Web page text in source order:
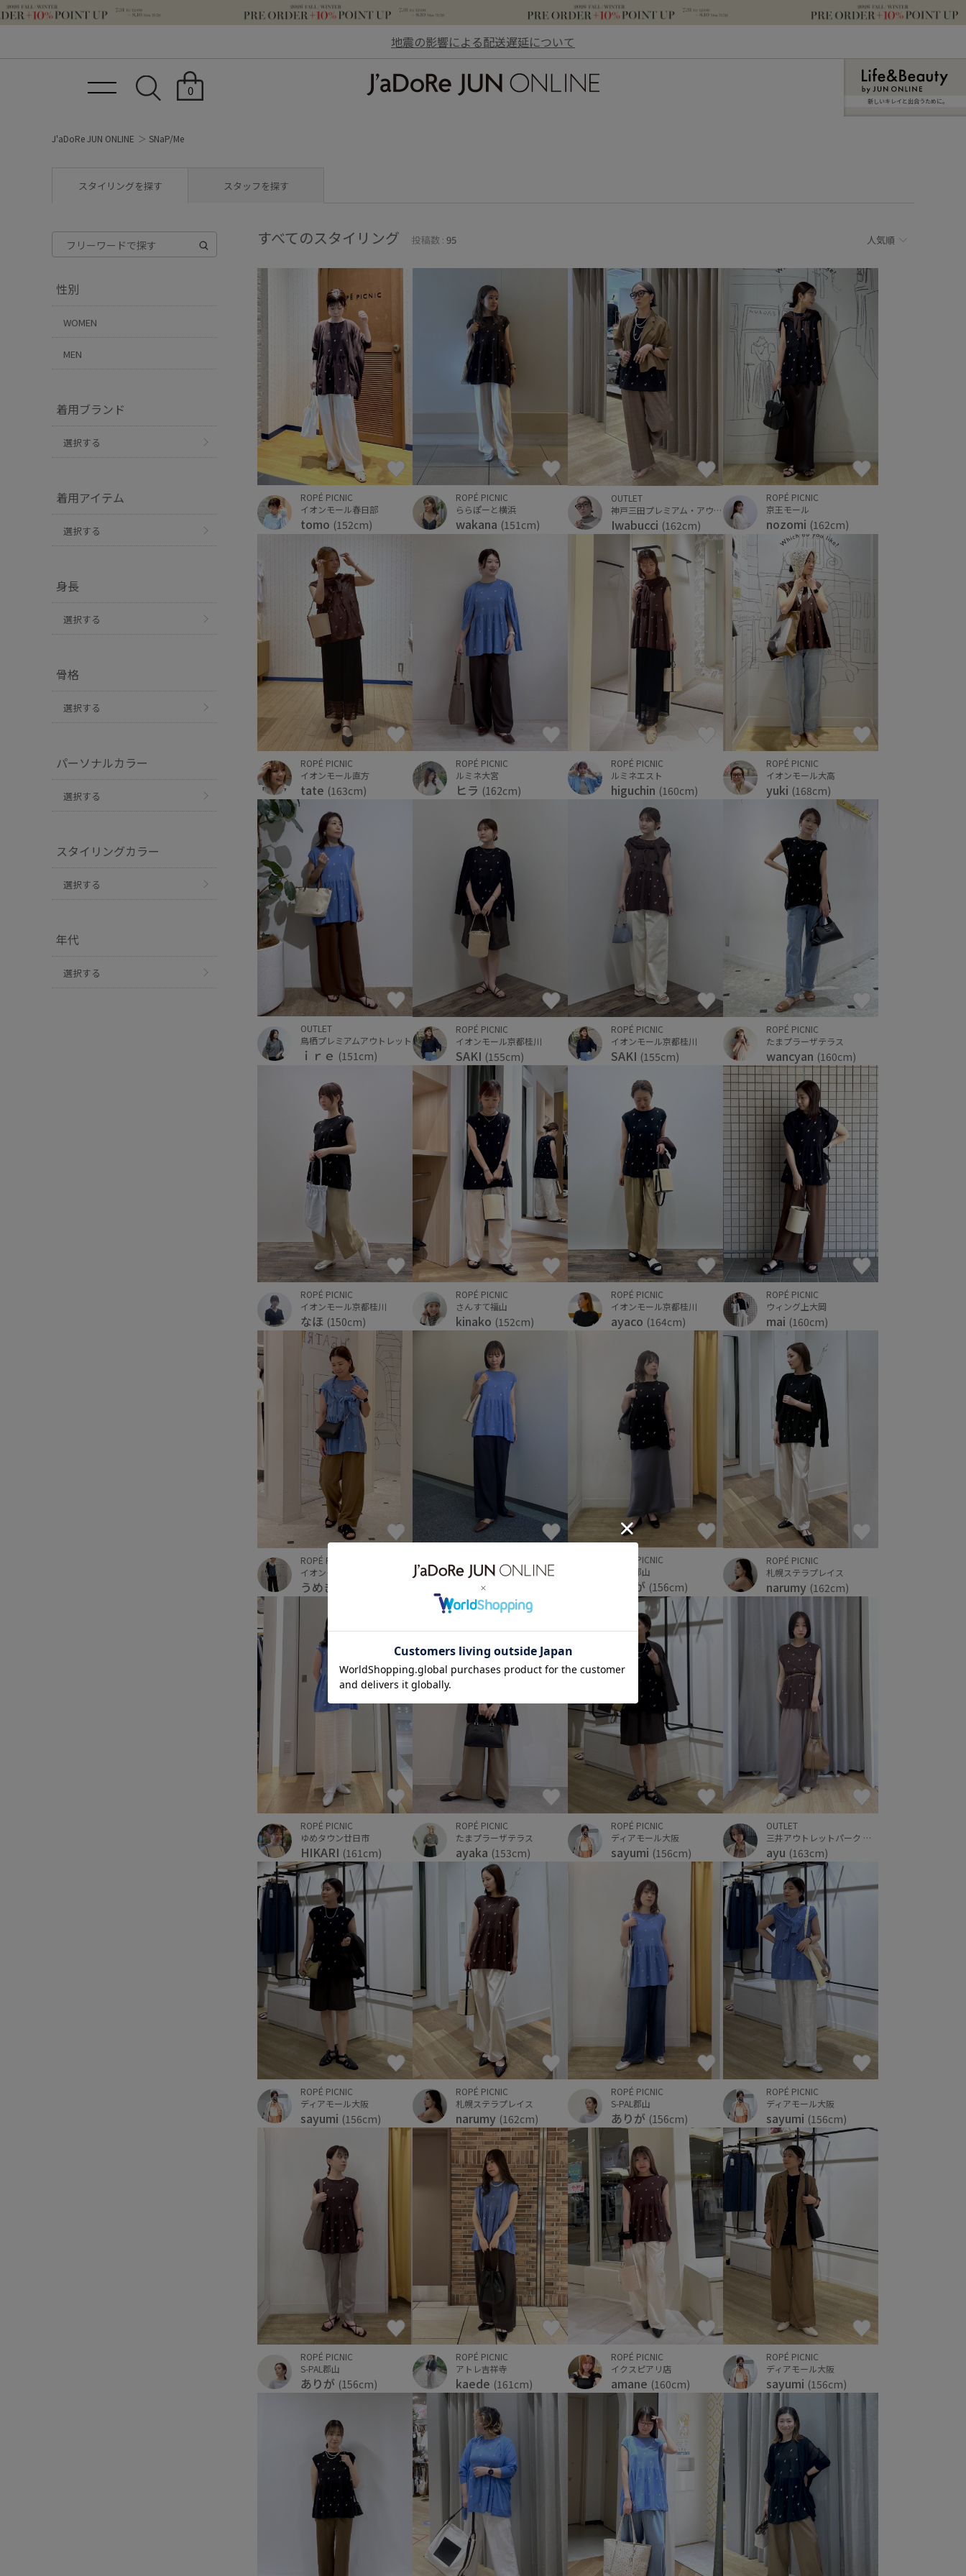
地震の影響による配送遅延について
0
新しいキレイと出合うために。
J'aDoRe JUN ONLINE SNaP/Me
スタイリングを探す スタッフを探す
性別
WOMEN
MEN
着用ブランド
選択する
着用アイテム
選択する
身長
選択する
骨格
選択する
パーソナルカラー
選択する
スタイリングカラー
選択する
年代
選択する
すべてのスタイリング 投稿数 : 95 人気順
ROPÉ PICNIC
イオンモール春日部
tomo (152cm)
ROPÉ PICNIC
ららぽーと横浜
wakana (151cm)
OUTLET
神戸三田プレミアム・アウトレット
Iwabucci (162cm)
ROPÉ PICNIC
京王モール
nozomi (162cm)
ROPÉ PICNIC
イオンモール直方
tate (163cm)
ROPÉ PICNIC
ルミネ大宮
ヒラ (162cm)
ROPÉ PICNIC
ルミネエスト
higuchin (160cm)
ROPÉ PICNIC
イオンモール大高
yuki (168cm)
OUTLET
鳥栖プレミアムアウトレット
ｉｒｅ (151cm)
ROPÉ PICNIC
イオンモール京都桂川
SAKI (155cm)
ROPÉ PICNIC
イオンモール京都桂川
SAKI (155cm)
ROPÉ PICNIC
たまプラーザテラス
wancyan (160cm)
ROPÉ PICNIC
イオンモール京都桂川
なほ (150cm)
ROPÉ PICNIC
さんすて福山
kinako (152cm)
ROPÉ PICNIC
イオンモール京都桂川
ayaco (164cm)
ROPÉ PICNIC
ウィング上大岡
mai (160cm)
ROPÉ PICNIC
イオンモール高岡
うめき
さんちか
chikako
ROPÉ PICNIC
S-PAL郡山
ありが (156cm)
ROPÉ PICNIC
札幌ステラプレイス
narumy (162cm)
ROPÉ PICNIC
ゆめタウン廿日市
HIKARI (161cm)
ROPÉ PICNIC
たまプラーザテラス
ayaka (153cm)
ROPÉ PICNIC
ディアモール大阪
sayumi (156cm)
OUTLET
三井アウトレットパーク ジャズドリーム長島
ayu (163cm)
ROPÉ PICNIC
ディアモール大阪
sayumi (156cm)
ROPÉ PICNIC
札幌ステラプレイス
narumy (162cm)
ROPÉ PICNIC
S-PAL郡山
ありが (156cm)
ROPÉ PICNIC
ディアモール大阪
sayumi (156cm)
ROPÉ PICNIC
S-PAL郡山
ありが (156cm)
ROPÉ PICNIC
アトレ吉祥寺
kaede (161cm)
ROPÉ PICNIC
イクスピアリ店
amane (160cm)
ROPÉ PICNIC
ディアモール大阪
sayumi (156cm)